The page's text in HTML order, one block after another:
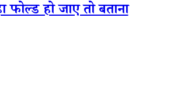
हो जाए तो बताना